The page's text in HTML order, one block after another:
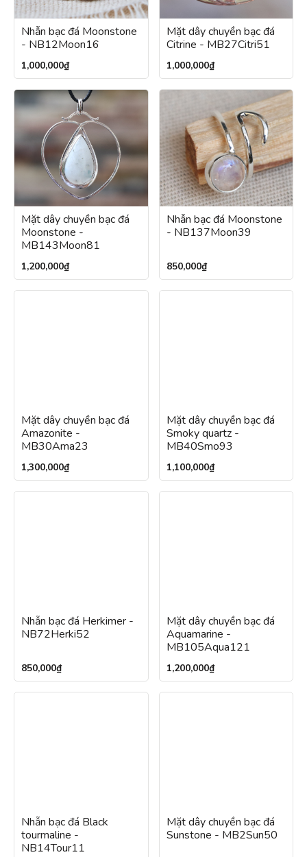
Nhẫn bạc đá Moonstone
- NB12Moon16
1,000,000₫
Mặt dây chuyền bạc đá
Citrine - MB27Citri51
1,000,000₫
Mặt dây chuyền bạc đá
Moonstone -
MB143Moon81
1,200,000₫
Nhẫn bạc đá Moonstone
- NB137Moon39
850,000₫
Mặt dây chuyền bạc đá
Amazonite -
MB30Ama23
1,300,000₫
Mặt dây chuyền bạc đá
Smoky quartz -
MB40Smo93
1,100,000₫
Nhẫn bạc đá Herkimer -
NB72Herki52
850,000₫
Mặt dây chuyền bạc đá
Aquamarine -
MB105Aqua121
1,200,000₫
Nhẫn bạc đá Black
tourmaline -
NB14Tour11
Mặt dây chuyền bạc đá
Sunstone - MB2Sun50